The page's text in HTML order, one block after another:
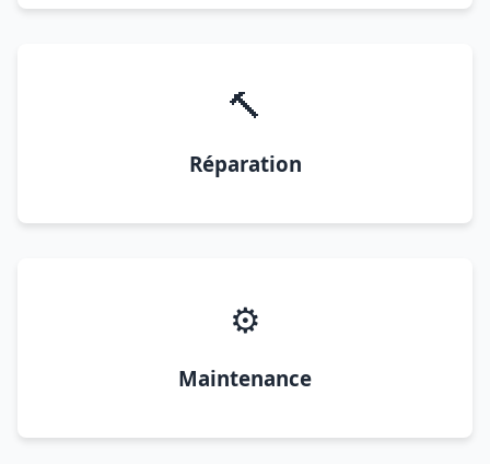
🔨
Réparation
⚙️
Maintenance